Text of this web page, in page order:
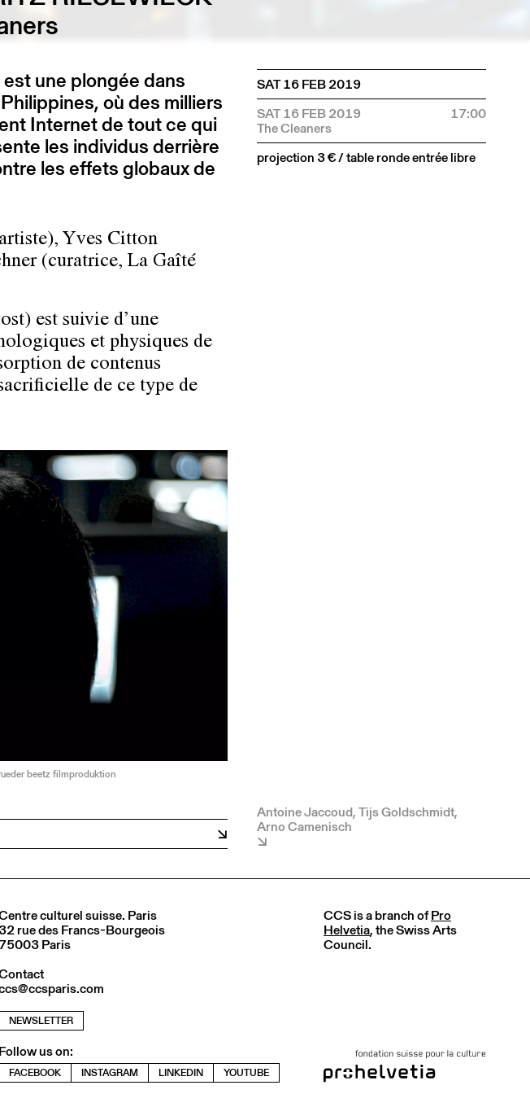
est une plongée dans
où des milliers
Internet de tout ce qui
les individus derrière
les effets globaux de
Yves Citton
(curatrice, La Gaîté
est suivie d’une
et physiques de
de contenus
de ce type de
beetz filmproduktion
SAT 16 FEB 2019
SAT 16 FEB 2019
17:00
projection 3 € / table ronde entrée libre
Antoine Jaccoud, Tijs Goldschmidt,
Arno Camenisch
culturel suisse. Paris
32 rue des Francs-Bourgeois
75003 Paris
NEWSLETTER
Follow us on:
FACEBOOK INSTAGRAM LINKEDIN YOUTUBE
CCS is a branch ofPro
Helvetia, the Swiss Arts
Council.